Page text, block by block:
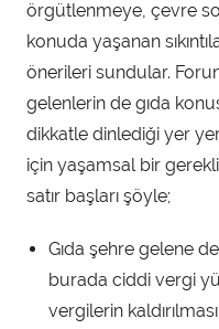
örgütlenmeye, çevre
konuda yaşanan
önerileri sundular.
gelenlerin de gıda
dikkatle dinlediği yer
için yaşamsal bir
satır başları şöyle;
Gıda şehre gelene
burada ciddi vergi
vergilerin